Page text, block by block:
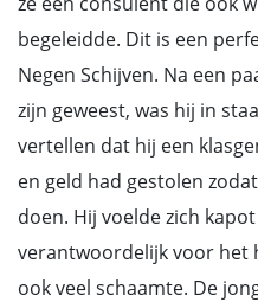
begeleidde. Dit is een
Negen Schijven. Na een
zijn geweest, was hij in
vertellen dat hij een
en geld had gestolen
doen. Hij voelde zich
verantwoordelijk voor het
ook veel schaamte. De